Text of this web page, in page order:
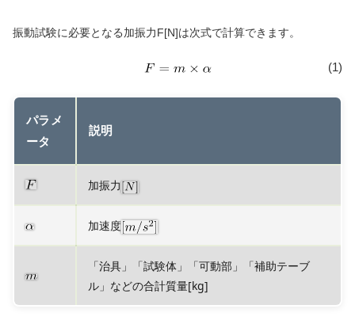
振動試験に必要となる加振力F[N]は次式で計算できます。
(1)
パラメ
ータ
説明
加振力
加速度
「治具」「試験体」「可動部」「補助テーブ
ル」などの合計質量[kg]